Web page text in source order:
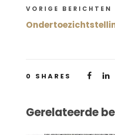
VORIGE BERICHTEN
0 SHARES
Gerelateerde